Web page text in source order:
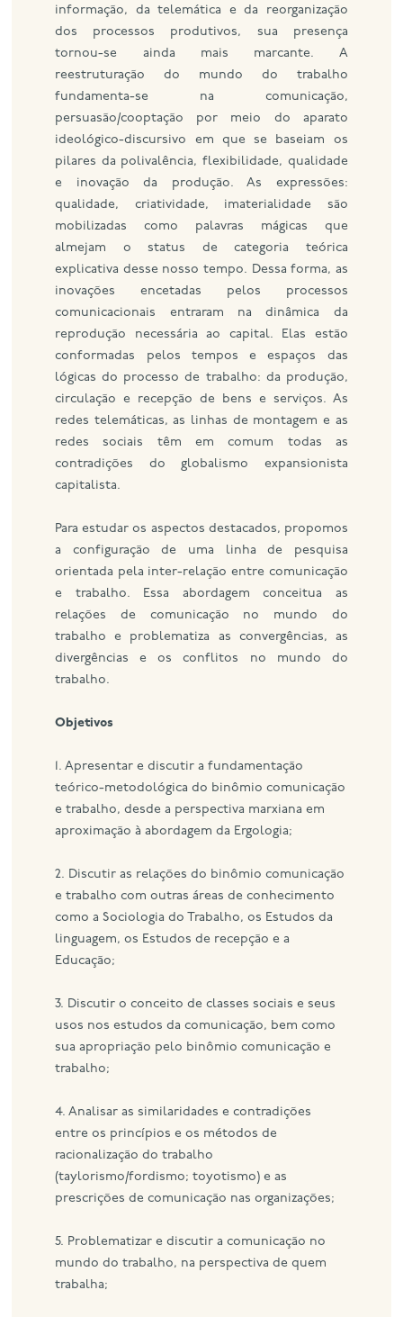
informação, da telemática e da reorganização
dos processos produtivos, sua presença
tornou-se ainda mais marcante. A
reestruturação do mundo do trabalho
fundamenta-se na comunicação,
persuasão/cooptação por meio do aparato
ideológico-discursivo em que se baseiam os
pilares da polivalência, flexibilidade, qualidade
e inovação da produção. As expressões:
qualidade, criatividade, imaterialidade são
mobilizadas como palavras mágicas que
almejam o status de categoria teórica
explicativa desse nosso tempo. Dessa forma, as
inovações encetadas pelos processos
comunicacionais entraram na dinâmica da
reprodução necessária ao capital. Elas estão
conformadas pelos tempos e espaços das
lógicas do processo de trabalho: da produção,
circulação e recepção de bens e serviços. As
redes telemáticas, as linhas de montagem e as
redes sociais têm em comum todas as
contradições do globalismo expansionista
capitalista.
Para estudar os aspectos destacados, propomos
a configuração de uma linha de pesquisa
orientada pela inter-relação entre comunicação
e trabalho. Essa abordagem conceitua as
relações de comunicação no mundo do
trabalho e problematiza as convergências, as
divergências e os conflitos no mundo do
trabalho.
Objetivos
1. Apresentar e discutir a fundamentação
teórico-metodológica do binômio comunicação
e trabalho, desde a perspectiva marxiana em
aproximação à abordagem da Ergologia;
2. Discutir as relações do binômio comunicação
e trabalho com outras áreas de conhecimento
como a Sociologia do Trabalho, os Estudos da
linguagem, os Estudos de recepção e a
Educação;
3. Discutir o conceito de classes sociais e seus
usos nos estudos da comunicação, bem como
sua apropriação pelo binômio comunicação e
trabalho;
4. Analisar as similaridades e contradições
entre os princípios e os métodos de
racionalização do trabalho
(taylorismo/fordismo; toyotismo) e as
prescrições de comunicação nas organizações;
5. Problematizar e discutir a comunicação no
mundo do trabalho, na perspectiva de quem
trabalha;